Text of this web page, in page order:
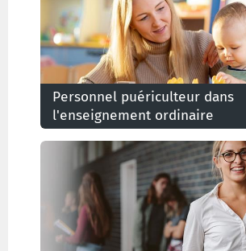
Personnel puériculteur dans
l'enseignement ordinaire
Prestations du personnel
l'enseignement maternel ordinaire